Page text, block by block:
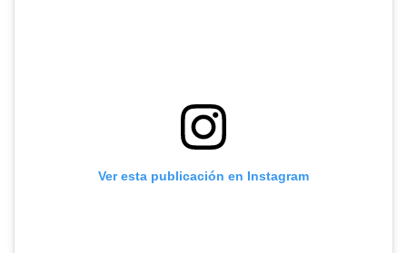
Ver esta publicación en Instagram